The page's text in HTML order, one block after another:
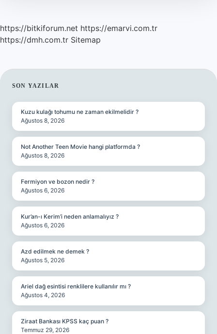
https://bitkiforum.net https://emarvi.com.tr
https://dmh.com.tr Sitemap
SIDEBAR
SON YAZILAR
Kuzu kulağı tohumu ne zaman ekilmelidir ?
Ağustos 8, 2026
Not Another Teen Movie hangi platformda ?
Ağustos 8, 2026
Fermiyon ve bozon nedir ?
Ağustos 6, 2026
Kur’an-ı Kerim’i neden anlamalıyız ?
Ağustos 6, 2026
Azd edilmek ne demek ?
Ağustos 5, 2026
Ariel dağ esintisi renklilere kullanılır mı ?
Ağustos 4, 2026
Ziraat Bankası KPSS kaç puan ?
Temmuz 29, 2026